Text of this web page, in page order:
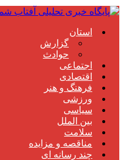
استان
گزارش
حوادث
اجتماعی
اقتصادی
فرهنگ و هنر
ورزشی
سیاسی
بین الملل
سلامت
مناقصه و مزایده
چند رسانه ای